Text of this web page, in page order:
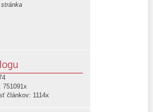
stránka
751091x
článkov: 1114x